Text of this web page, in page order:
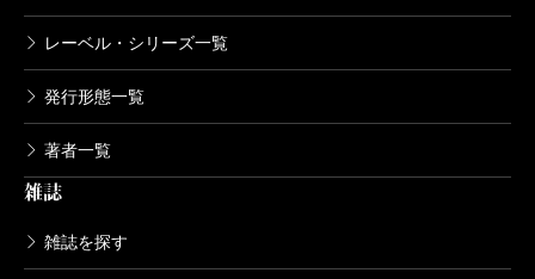
レーベル・シリーズ一覧
発行形態一覧
著者一覧
雑誌
雑誌を探す